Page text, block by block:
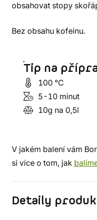
obsahovat stopy
Bez obsahu kofeinu.
Tip na
100 °C
5-10 minut
10g na 0,5l
V jakém balení vám
si více o tom, jak
Detaily